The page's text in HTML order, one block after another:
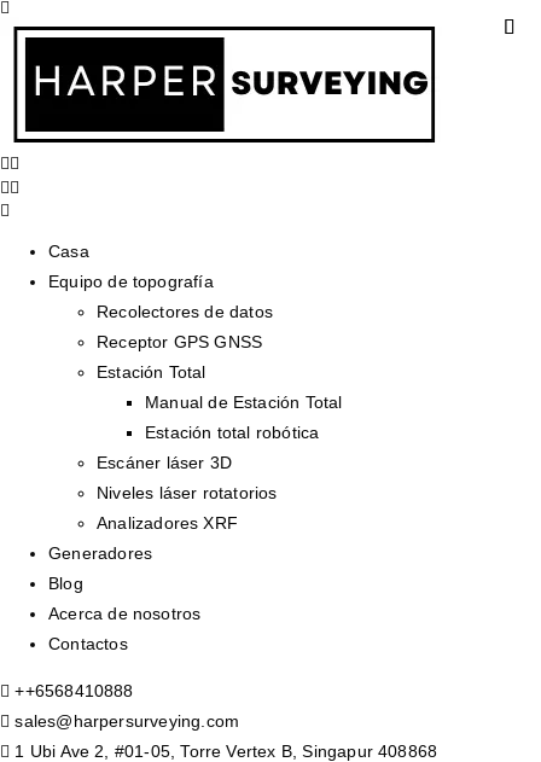
Casa
Equipo de topografía
Recolectores de datos
Receptor GPS GNSS
Estación Total
Manual de Estación Total
Estación total robótica
Escáner láser 3D
Niveles láser rotatorios
Analizadores XRF
Generadores
Blog
Acerca de nosotros
Contactos
++6568410888
sales@harpersurveying.com
1 Ubi Ave 2, #01-05, Torre Vertex B, Singapur 408868